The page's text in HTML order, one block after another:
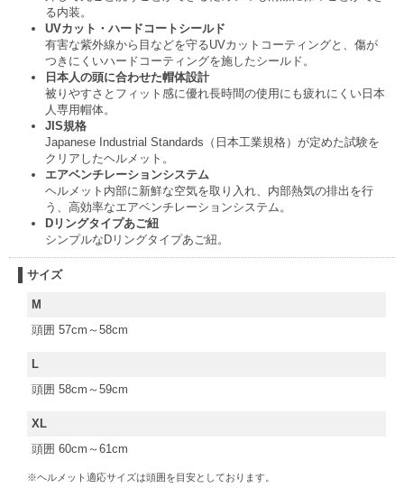
る内装。
UVカット・ハードコートシールド
有害な紫外線から目などを守るUVカットコーティングと、傷が
つきにくいハードコーティングを施したシールド。
日本人の頭に合わせた帽体設計
被りやすさとフィット感に優れ長時間の使用にも疲れにくい日本
人専用帽体。
JIS規格
Japanese Industrial Standards（日本工業規格）が定めた試験を
クリアしたヘルメット。
エアベンチレーションシステム
ヘルメット内部に新鮮な空気を取り入れ、内部熱気の排出を行
う、高効率なエアベンチレーションシステム。
Dリングタイプあご紐
シンプルなDリングタイプあご紐。
サイズ
M
頭囲 57cm～58cm
L
頭囲 58cm～59cm
XL
頭囲 60cm～61cm
※ヘルメット適応サイズは頭囲を目安としております。